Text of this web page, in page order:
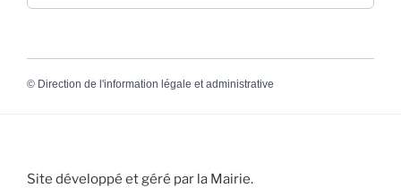
© Direction de l'information légale et administrative
Site développé et géré par la Mairie.